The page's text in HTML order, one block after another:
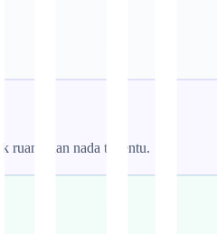
ruang dan nada tertentu.